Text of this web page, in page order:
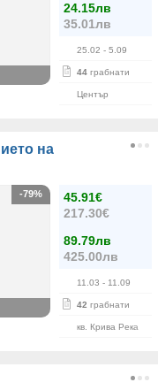
24.15лв
35.01лв
25.02 - 5.09
44 грабнати
Център
на
45.91€
217.30€
89.79лв
425.00лв
11.03 - 11.09
42 грабнати
кв. Крива Река
-79%